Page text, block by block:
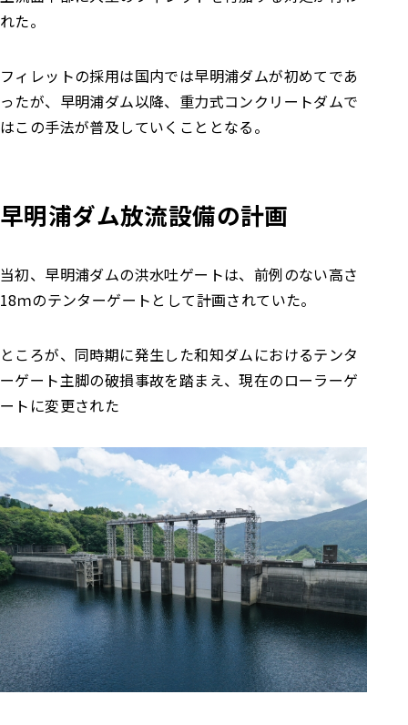
れた。
フィレットの採用は国内では早明浦ダムが初めてであ
ったが、早明浦ダム以降、重力式コンクリートダムで
はこの手法が普及していくこととなる。
早明浦ダム放流設備の計画
当初、早明浦ダムの洪水吐ゲートは、前例のない高さ
18ｍのテンターゲートとして計画されていた。
ところが、同時期に発生した和知ダムにおけるテンタ
ーゲート主脚の破損事故を踏まえ、現在のローラーゲ
ートに変更された